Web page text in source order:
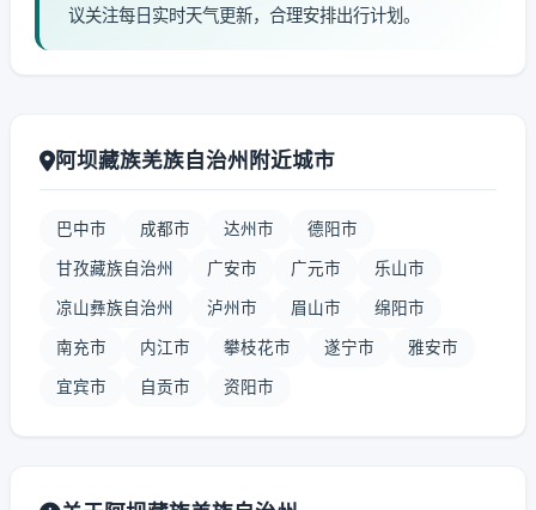
议关注每日实时天气更新，合理安排出行计划。
阿坝藏族羌族自治州附近城市
巴中市 成都市 达州市 德阳市
甘孜藏族自治州 广安市 广元市 乐山市
凉山彝族自治州 泸州市 眉山市 绵阳市
南充市 内江市 攀枝花市 遂宁市 雅安市
宜宾市 自贡市 资阳市